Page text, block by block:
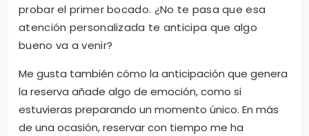
probar el primer bocado. ¿No te pasa que esa
atención personalizada te anticipa que algo
bueno va a venir?
Me gusta también cómo la anticipación que genera
la reserva añade algo de emoción, como si
estuvieras preparando un momento único. En más
de una ocasión, reservar con tiempo me ha